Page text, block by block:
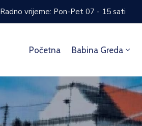
Radno vrijeme: Pon-Pet 07 - 15 sati
Početna Babina Greda